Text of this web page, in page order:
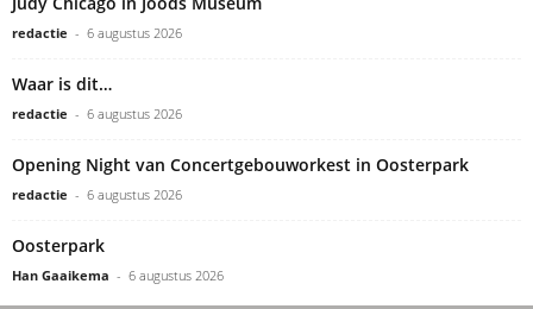
redactie - 6 augustus 2026
Waar is dit…
redactie - 6 augustus 2026
Opening Night van Concertgebouworkest in Oosterpark
redactie - 6 augustus 2026
Oosterpark
Han Gaaikema - 6 augustus 2026